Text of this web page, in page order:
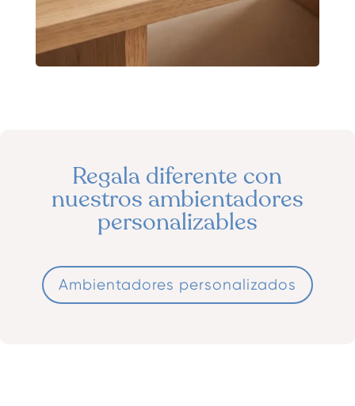
Regala diferente con
nuestros ambientadores
personalizables
Ambientadores personalizados